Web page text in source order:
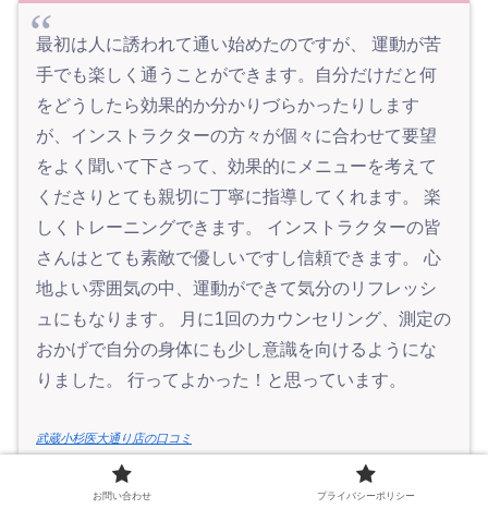
最初は人に誘われて通い始めたのですが、 運動が苦
手でも楽しく通うことができます。自分だけだと何
をどうしたら効果的か分かりづらかったりします
が、インストラクターの方々が個々に合わせて要望
をよく聞いて下さって、効果的にメニューを考えて
くださりとても親切に丁寧に指導してくれます。 楽
しくトレーニングできます。 インストラクターの皆
さんはとても素敵で優しいですし信頼できます。 心
地よい雰囲気の中、運動ができて気分のリフレッシ
ュにもなります。 月に1回のカウンセリング、測定の
おかげで自分の身体にも少し意識を向けるようにな
りました。 行ってよかった！と思っています。
武蔵小杉医大通り店の口コミ
お問い合わせ プライバシーポリシー